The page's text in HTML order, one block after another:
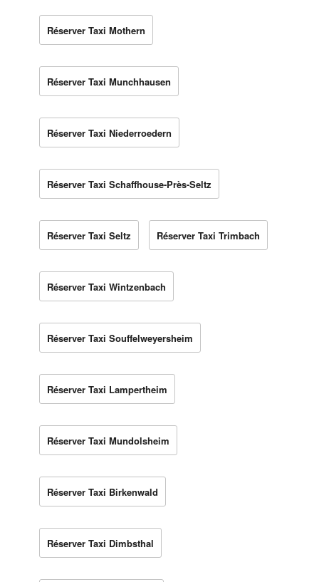
Réserver Taxi Mothern
Réserver Taxi Munchhausen
Réserver Taxi Niederroedern
Réserver Taxi Schaffhouse-Près-Seltz
Réserver Taxi Seltz Réserver Taxi Trimbach
Réserver Taxi Wintzenbach
Réserver Taxi Souffelweyersheim
Réserver Taxi Lampertheim
Réserver Taxi Mundolsheim
Réserver Taxi Birkenwald
Réserver Taxi Dimbsthal